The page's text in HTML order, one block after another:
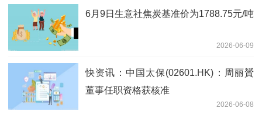
6月9日生意社焦炭基准价为1788.75元/吨
2026-06-09
快资讯：中国太保(02601.HK)：周丽贇
董事任职资格获核准
2026-06-08